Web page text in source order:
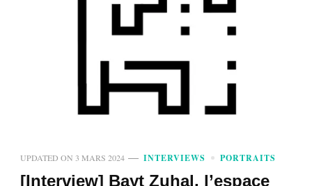
UPDATED ON 3 MARS 2024 INTERVIEWS PORTRAITS
[Interview] Bayt Zuhal, l’espace